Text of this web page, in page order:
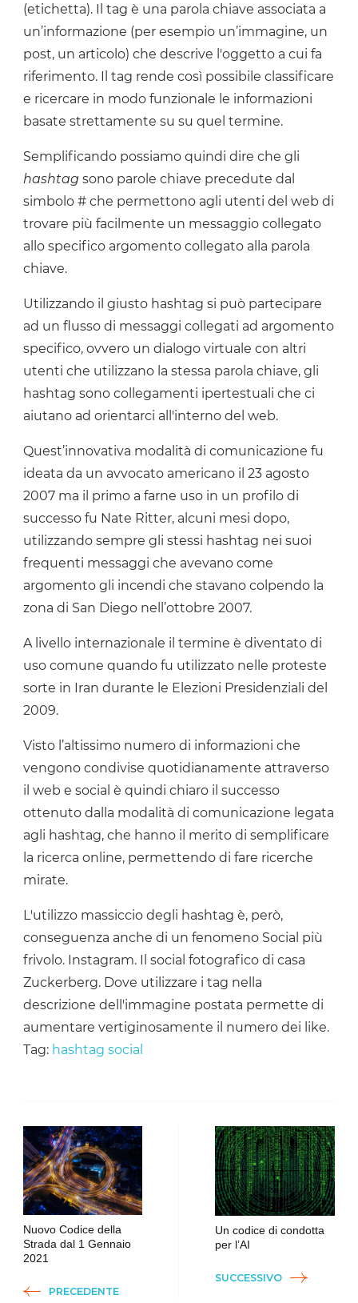
(etichetta). Il tag è una parola chiave associata a
un’informazione (per esempio un’immagine, un
post, un articolo) che descrive l'oggetto a cui fa
riferimento. Il tag rende così possibile classificare
e ricercare in modo funzionale le informazioni
basate strettamente su su quel termine.
Semplificando possiamo quindi dire che gli
hashtag sono parole chiave precedute dal
simbolo # che permettono agli utenti del web di
trovare più facilmente un messaggio collegato
allo specifico argomento collegato alla parola
chiave.
Utilizzando il giusto hashtag si può partecipare
ad un flusso di messaggi collegati ad argomento
specifico, ovvero un dialogo virtuale con altri
utenti che utilizzano la stessa parola chiave, gli
hashtag sono collegamenti ipertestuali che ci
aiutano ad orientarci all'interno del web.
Quest’innovativa modalità di comunicazione fu
ideata da un avvocato americano il 23 agosto
2007 ma il primo a farne uso in un profilo di
successo fu Nate Ritter, alcuni mesi dopo,
utilizzando sempre gli stessi hashtag nei suoi
frequenti messaggi che avevano come
argomento gli incendi che stavano colpendo la
zona di San Diego nell’ottobre 2007.
A livello internazionale il termine è diventato di
uso comune quando fu utilizzato nelle proteste
sorte in Iran durante le Elezioni Presidenziali del
2009.
Visto l’altissimo numero di informazioni che
vengono condivise quotidianamente attraverso
il web e social è quindi chiaro il successo
ottenuto dalla modalità di comunicazione legata
agli hashtag, che hanno il merito di semplificare
la ricerca online, permettendo di fare ricerche
mirate.
L'utilizzo massiccio degli hashtag è, però,
conseguenza anche di un fenomeno Social più
frivolo. Instagram. Il social fotografico di casa
Zuckerberg. Dove utilizzare i tag nella
descrizione dell'immagine postata permette di
aumentare vertiginosamente il numero dei like.
Tag: hashtag social
Navigazione
articoli
Nuovo Codice della
Strada dal 1 Gennaio
2021
PRECEDENTE
Un codice di condotta
per l’AI
SUCCESSIVO